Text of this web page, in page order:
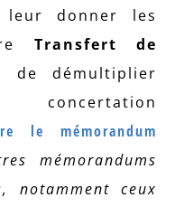
donner les
Transfert de
de démultiplier
le mémorandum
mémorandums
notamment ceux